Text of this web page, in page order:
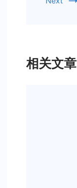
相关文章